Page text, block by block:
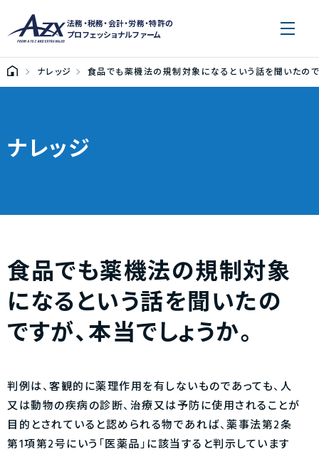
法務・税務・会計・労務・特許の
プロフェッショナルファーム
ナレッジ 食品でも薬機法の規制対象になるという話を聞いたので
ナレッジ
食品でも薬機法の規制対象
になるという話を聞いたの
ですが、本当でしょうか。
判例は、客観的に薬理作用を有しないものであっても、人
又は動物の疾病の診断、治療又は予防に使用されることが
目的とされていると認められる物であれば、薬事法第2条
第1項第2号にいう「医薬品」に該当すると判示しています